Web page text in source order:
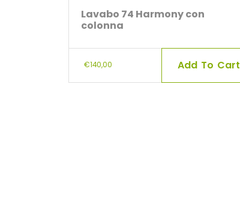
Lavabo 74 Harmony con
colonna
€140,00 Add To Cart